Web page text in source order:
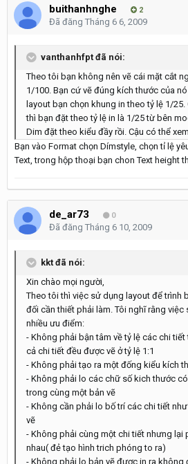
buithanhnghe 2
Đã đăng Tháng 6 6, 2009
vanthanhfpt đã nói:
Theo tôi bạn không nên vẽ cái mặt cắt
1/100. Bạn cứ vẽ đúng kích thước của
layout bạn chọn khung in theo tỷ lệ 1/
thì bạn đặt theo tỷ lệ in là 1/25 từ bên
Dim đặt theo kiểu đầy rồi. Cậu có thể
Bạn vào Format chọn Dímstyle, chọn tỉ lệ
Text, trong hộp thoại bạn chon Text height
de_ar73 0
Đã đăng Tháng 6 10, 2009
kkt đã nói:
Xin chào mọi người,
Theo tôi thì việc sử dụng layout để trình
đối cần thiết phải làm. Tôi nghĩ rằng
nhiều ưu điểm:
- Không phải bận tâm về tỷ lệ các chi
cả chi tiết đều được vẽ ở tỷ lệ 1:1
- Không phải tạo ra một đống kiểu kích
- Không phải lo các chữ số kich thước
trong cùng một bản vẽ
- Không cần phải lo bố trí các chi tiết
vẽ
- Không phải cùng một chi tiết nhưng lại
nhau( đẻ tạo hình trich phóng to ra)
- Không phải lo bản vẽ được in ra không